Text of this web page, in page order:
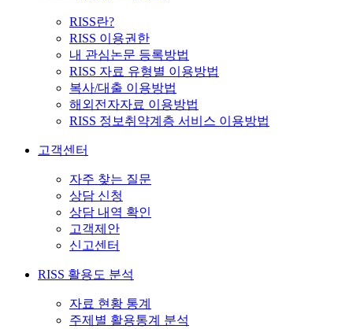
RISS란?
RISS 이용권한
내 관심논문 등록방법
RISS 자료 유형별 이용방법
복사/대출 이용방법
해외전자자료 이용방법
RISS 정보취약계층 서비스 이용방법
고객센터
자주 찾는 질문
상담 신청
상담 내역 확인
고객제안
신고센터
RISS 활용도 분석
자료 현황 통계
주제별 활용통계 분석